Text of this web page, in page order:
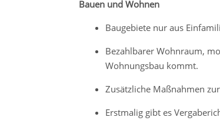
Bauen und Wohnen
Baugebiete nur aus
Bezahlbarer Wohnraum,
Wohnungsbau kommt.
Zusätzliche Maßnahmen
Erstmalig gibt es